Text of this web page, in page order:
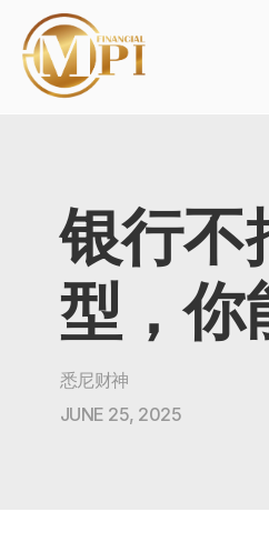
银行不
型，你
悉尼财神
JUNE 25, 2025